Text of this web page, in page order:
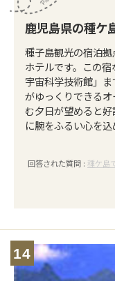
鹿児島県の種ケ
種子島観光の宿泊
ホテルです。この
宇宙科学技術館」
がゆっくりできる
む夕日が望めると
に腕をふるい心を
回答された質問 : 種ケ島
14